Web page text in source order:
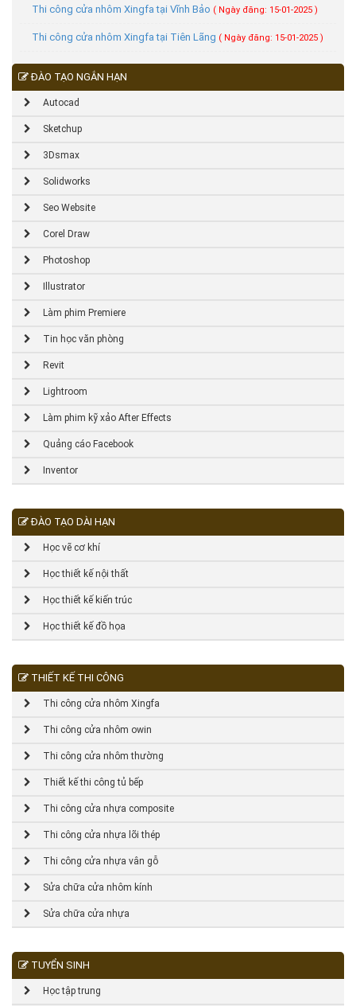
Thi công cửa nhôm Xingfa tại Vĩnh Bảo ( Ngày đăng: 15-01-2025 )
Thi công cửa nhôm Xingfa tại Tiên Lãng ( Ngày đăng: 15-01-2025 )
ĐÀO TẠO NGẮN HẠN
Autocad
Sketchup
3Dsmax
Solidworks
Seo Website
Corel Draw
Photoshop
Illustrator
Làm phim Premiere
Tin học văn phòng
Revit
Lightroom
Làm phim kỹ xảo After Effects
Quảng cáo Facebook
Inventor
ĐÀO TẠO DÀI HẠN
Học vẽ cơ khí
Học thiết kế nội thất
Học thiết kế kiến trúc
Học thiết kế đồ họa
THIẾT KẾ THI CÔNG
Thi công cửa nhôm Xingfa
Thi công cửa nhôm owin
Thi công cửa nhôm thường
Thiết kế thi công tủ bếp
Thi công cửa nhựa composite
Thi công cửa nhựa lõi thép
Thi công cửa nhựa vân gỗ
Sửa chữa cửa nhôm kính
Sửa chữa cửa nhựa
TUYỂN SINH
Học tập trung